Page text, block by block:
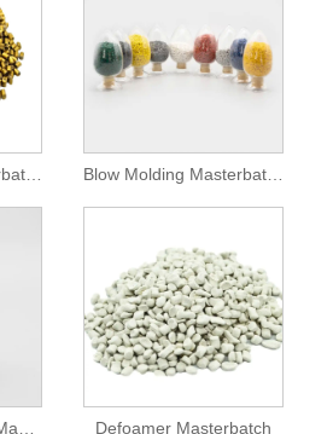
ການສີດແມ່ພິມ Masterbatches
Defoamer Masterbatch